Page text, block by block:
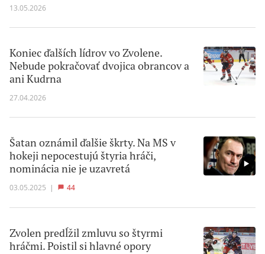
13.05.2026
Koniec ďalších lídrov vo Zvolene.
Nebude pokračovať dvojica obrancov a
ani Kudrna
27.04.2026
Šatan oznámil ďalšie škrty. Na MS v
hokeji nepocestujú štyria hráči,
nominácia nie je uzavretá
03.05.2025 | 44
Zvolen predĺžil zmluvu so štyrmi
hráčmi. Poistil si hlavné opory